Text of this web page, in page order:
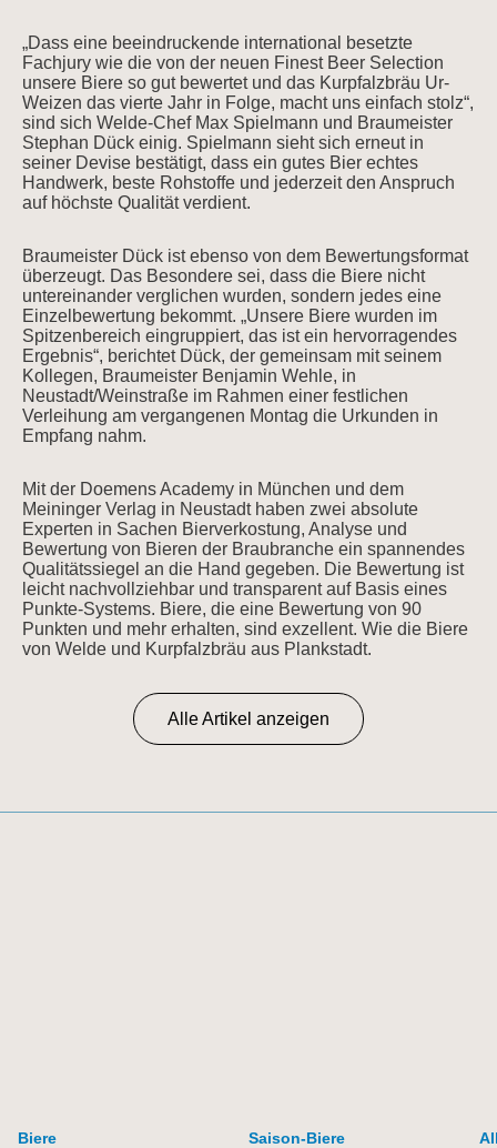
„Dass eine beeindruckende international besetzte
Fachjury wie die von der neuen Finest Beer Selection
unsere Biere so gut bewertet und das Kurpfalzbräu Ur-
Weizen das vierte Jahr in Folge, macht uns einfach stolz“,
sind sich Welde-Chef Max Spielmann und Braumeister
Stephan Dück einig. Spielmann sieht sich erneut in
seiner Devise bestätigt, dass ein gutes Bier echtes
Handwerk, beste Rohstoffe und jederzeit den Anspruch
auf höchste Qualität verdient.
Braumeister Dück ist ebenso von dem Bewertungsformat
überzeugt. Das Besondere sei, dass die Biere nicht
untereinander verglichen wurden, sondern jedes eine
Einzelbewertung bekommt. „Unsere Biere wurden im
Spitzenbereich eingruppiert, das ist ein hervorragendes
Ergebnis“, berichtet Dück, der gemeinsam mit seinem
Kollegen, Braumeister Benjamin Wehle, in
Neustadt/Weinstraße im Rahmen einer festlichen
Verleihung am vergangenen Montag die Urkunden in
Empfang nahm.
Mit der Doemens Academy in München und dem
Meininger Verlag in Neustadt haben zwei absolute
Experten in Sachen Bierverkostung, Analyse und
Bewertung von Bieren der Braubranche ein spannendes
Qualitätssiegel an die Hand gegeben. Die Bewertung ist
leicht nachvollziehbar und transparent auf Basis eines
Punkte-Systems. Biere, die eine Bewertung von 90
Punkten und mehr erhalten, sind exzellent. Wie die Biere
von Welde und Kurpfalzbräu aus Plankstadt.
Alle Artikel anzeigen
Biere
Saison-Biere